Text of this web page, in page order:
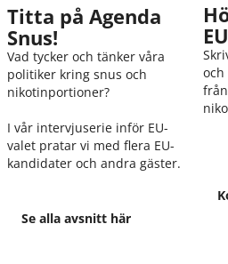
Titta på Agenda
Snus!
Vad tycker och tänker våra
politiker kring snus och
nikotinportioner?
I vår intervjuserie inför EU-
valet pratar vi med flera EU-
kandidater och andra gäster.
Se alla avsnitt här
och